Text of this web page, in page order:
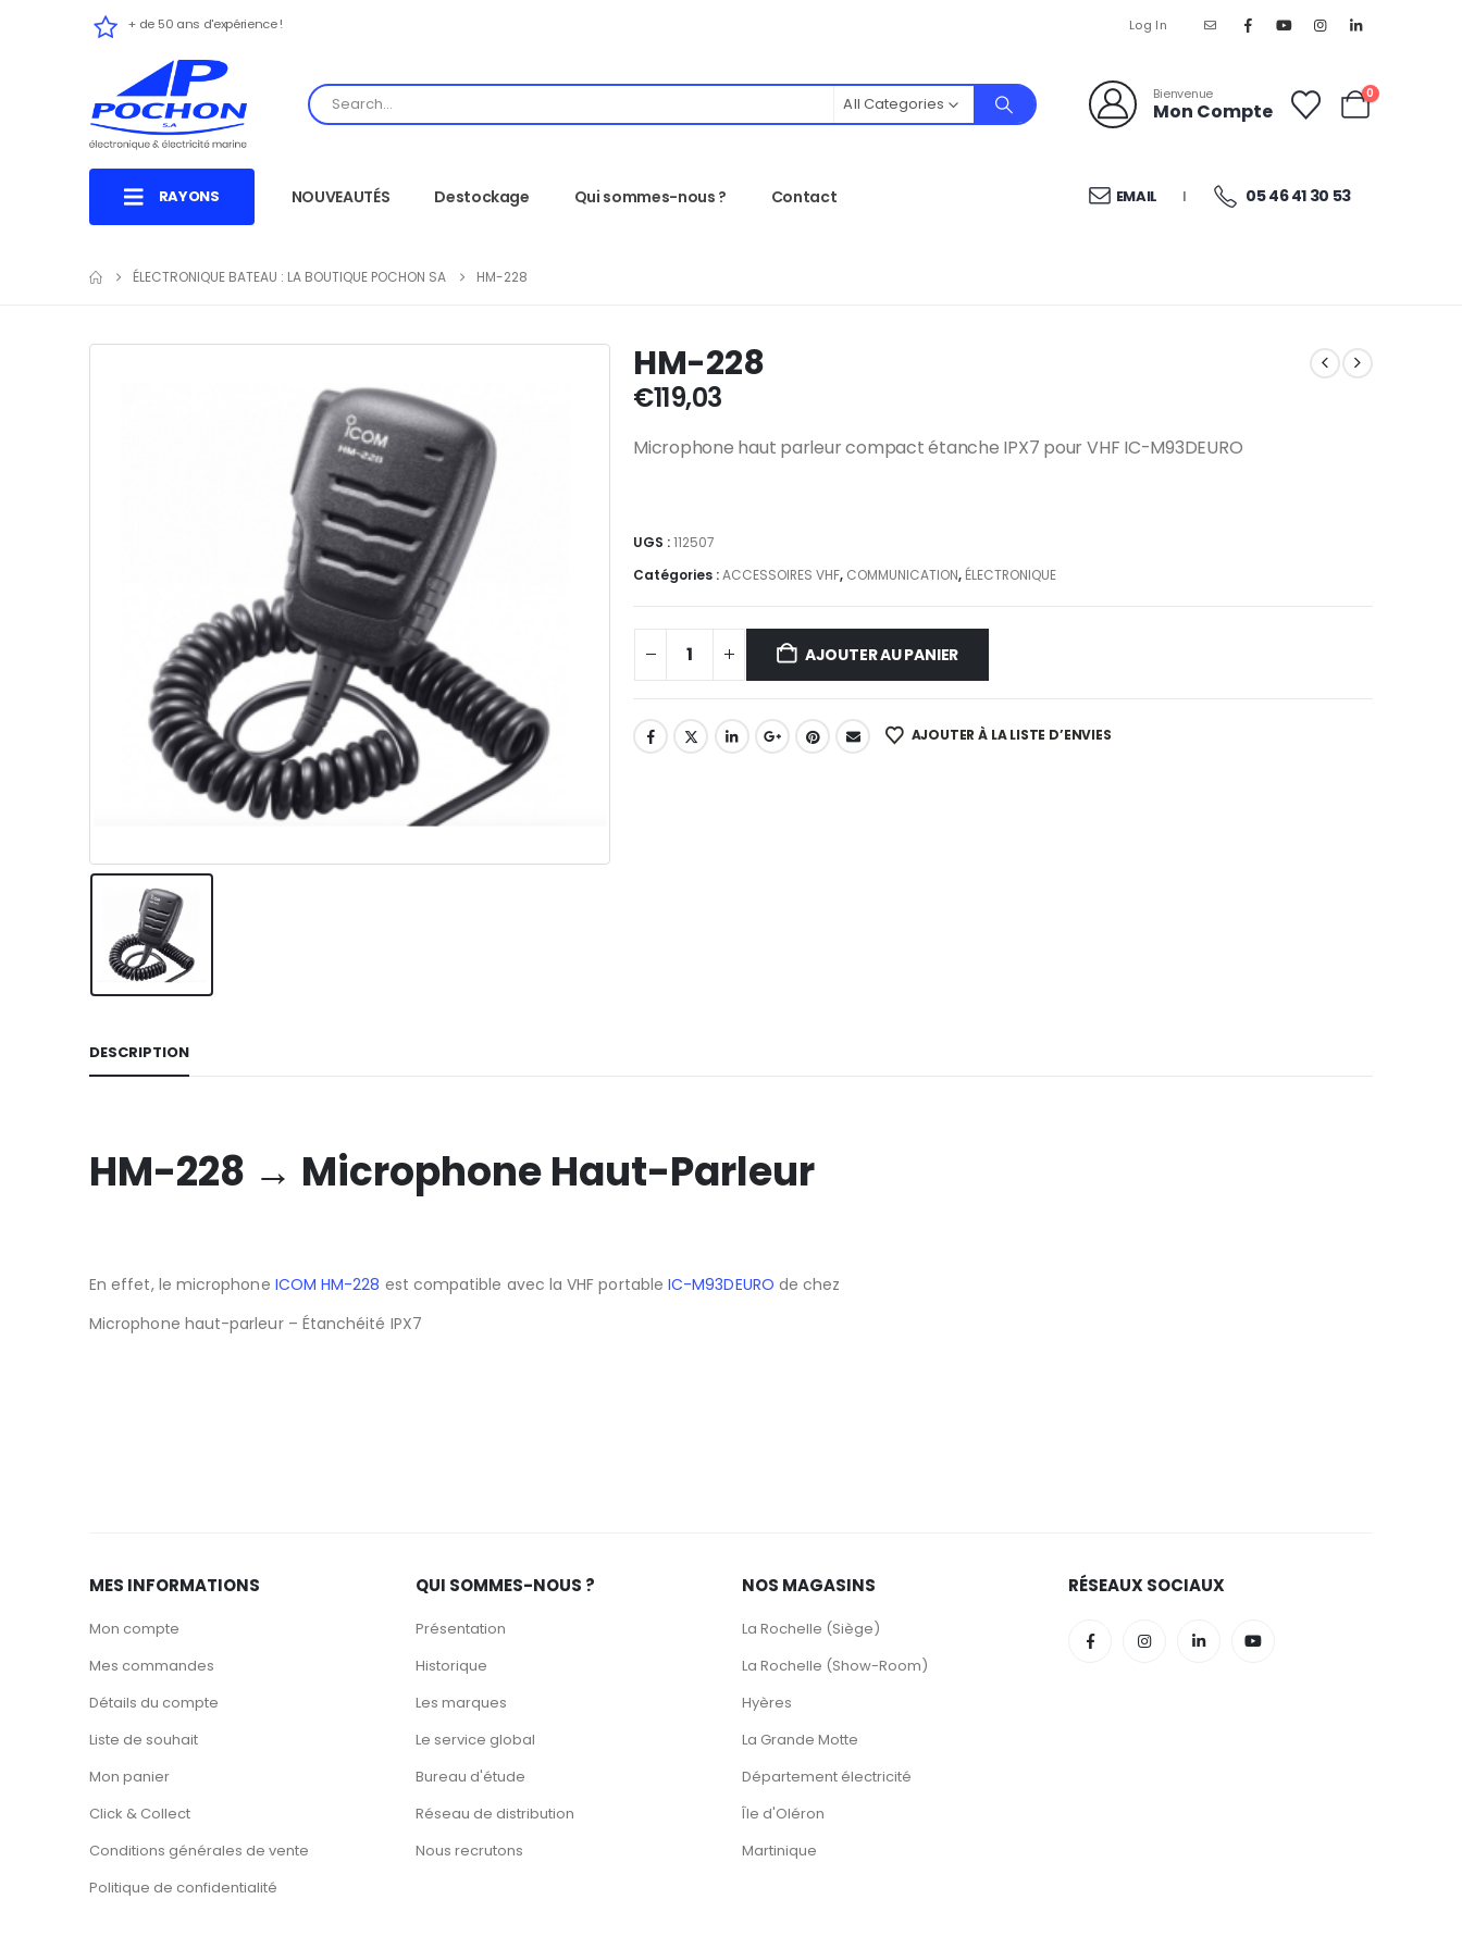
+ de 50 ans d'expérience ! Log In
All Categories Bienvenue
Mon Compte
0
RAYONS NOUVEAUTÉS Destockage Qui sommes-nous ? Contact EMAIL I 05 46 41 30 53
ÉLECTRONIQUE BATEAU : LA BOUTIQUE POCHON SA HM-228
HM-228
€119,03
Microphone haut parleur compact étanche IPX7 pour VHF IC-M93DEURO
UGS :112507
Catégories :ACCESSOIRES VHF, COMMUNICATION, ÉLECTRONIQUE
AJOUTER AU PANIER
AJOUTER À LA LISTE D’ENVIES
DESCRIPTION
HM-228 → Microphone Haut-Parleur
En effet, le microphone ICOM HM-228 est compatible avec la VHF portableIC-M93DEURO de chez
Microphone haut-parleur – Étanchéité IPX7
MES INFORMATIONS
Mon compte
Mes commandes
Détails du compte
Liste de souhait
Mon panier
Click & Collect
Conditions générales de vente
Politique de confidentialité
QUI SOMMES-NOUS ?
Présentation
Historique
Les marques
Le service global
Bureau d'étude
Réseau de distribution
Nous recrutons
NOS MAGASINS
La Rochelle (Siège)
La Rochelle (Show-Room)
Hyères
La Grande Motte
Département électricité
Île d'Oléron
Martinique
RÉSEAUX SOCIAUX